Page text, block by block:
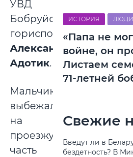
УВД
Бобруйского
горисполкома
Александра
Адотик.
Мальчик
выбежал
на
проезжую
часть
ИСТОРИЯ ЛЮДИ
«Папа не
войне, он
Листаем
71-летней
Свежие
Введут ли в
бездетность? В